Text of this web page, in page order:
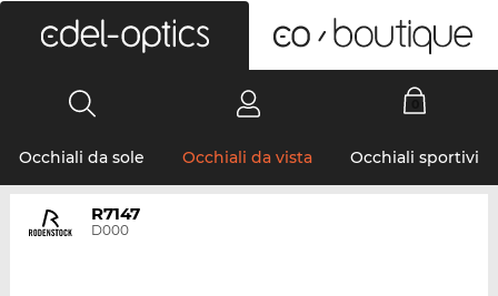
Occhiali da sole Occhiali da vista Occhiali sportivi
R7147
D000